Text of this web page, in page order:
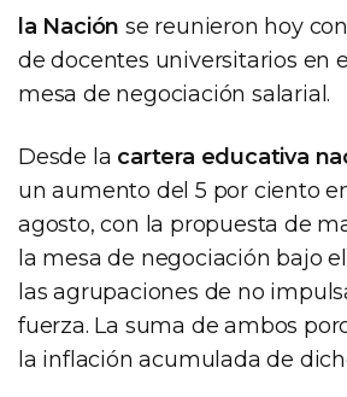
la Nación se reunieron hoy
de docentes universitarios en
mesa de negociación salarial.
Desde la cartera educativa
un aumento del 5 por ciento
agosto, con la propuesta de
la mesa de negociación bajo
las agrupaciones de no
fuerza. La suma de ambos
la inflación acumulada de